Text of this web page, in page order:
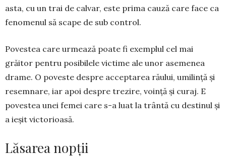
asta, cu un trai de calvar, este prima cauză care face ca
fenomenul să scape de sub control.
Povestea care urmează poate fi exemplul cel mai
grăitor pentru posibilele victime ale unor asemenea
drame. O poveste despre acceptarea răului, umilință și
resemnare, iar apoi despre trezire, voință și curaj. E
povestea unei femei care s-a luat la trântă cu destinul și
a ieșit victorioasă.
Lăsarea nopții